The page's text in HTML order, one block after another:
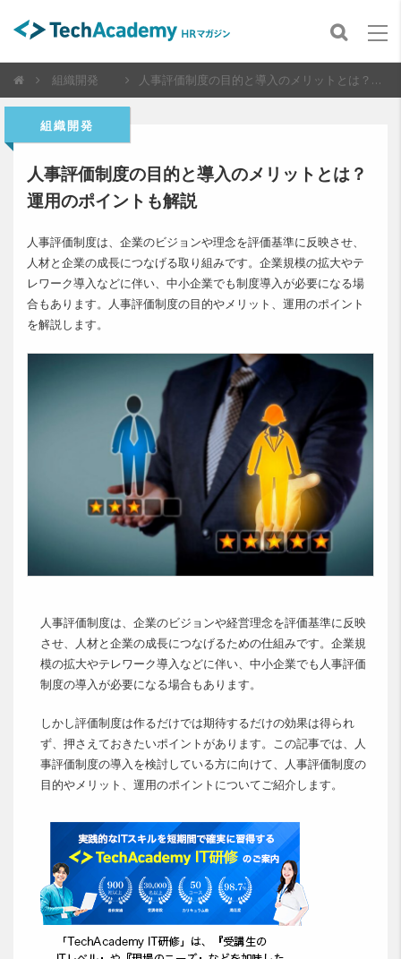
組織開発 人事評価制度の目的と導入のメリットとは？運用のポイントも解説
組織開発
人事評価制度の目的と導入のメリットとは？
運用のポイントも解説
人事評価制度は、企業のビジョンや理念を評価基準に反映させ、
人材と企業の成長につなげる取り組みです。企業規模の拡大やテ
レワーク導入などに伴い、中小企業でも制度導入が必要になる場
合もあります。人事評価制度の目的やメリット、運用のポイント
を解説します。
人事評価制度は、企業のビジョンや経営理念を評価基準に反映
させ、人材と企業の成長につなげるための仕組みです。企業規
模の拡大やテレワーク導入などに伴い、中小企業でも人事評価
制度の導入が必要になる場合もあります。
しかし評価制度は作るだけでは期待するだけの効果は得られ
ず、押さえておきたいポイントがあります。この記事では、人
事評価制度の導入を検討している方に向けて、人事評価制度の
目的やメリット、運用のポイントについてご紹介します。